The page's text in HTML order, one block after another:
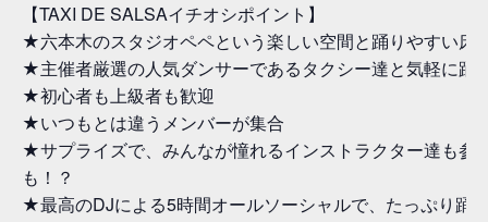
【TAXI DE SALSAイチオシポイント】
★六本木のスタジオペペという楽しい空間と踊りやすい床
★主催者厳選の人気ダンサーであるタクシー達と気軽に踊
★初心者も上級者も歓迎
★いつもとは違うメンバーが集合
★サプライズで、みんなが憧れるインストラクター達も参
も！？
★最高のDJによる5時間オールソーシャルで、たっぷり踊